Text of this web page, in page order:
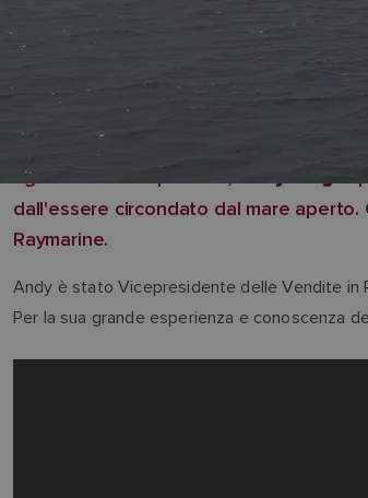
Egli stesso un diportista,
dall'essere circondato dal mare
Raymarine.
Andy è stato Vicepresidente delle Vendite in
Per la sua grande esperienza e conoscenza